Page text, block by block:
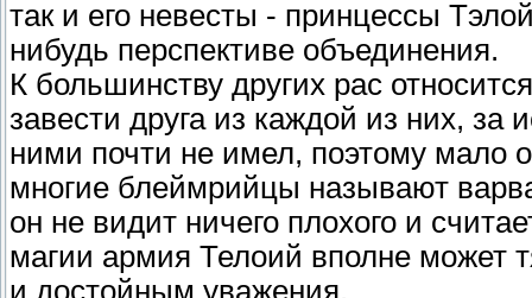
так и его невесты - принцессы
нибудь перспективе объединения.
К большинству других рас
завести друга из каждой из них, за
ними почти не имел, поэтому мало
многие блеймрийцы называют
он не видит ничего плохого и
магии армия Телоий вполне может
и достойным уважения.